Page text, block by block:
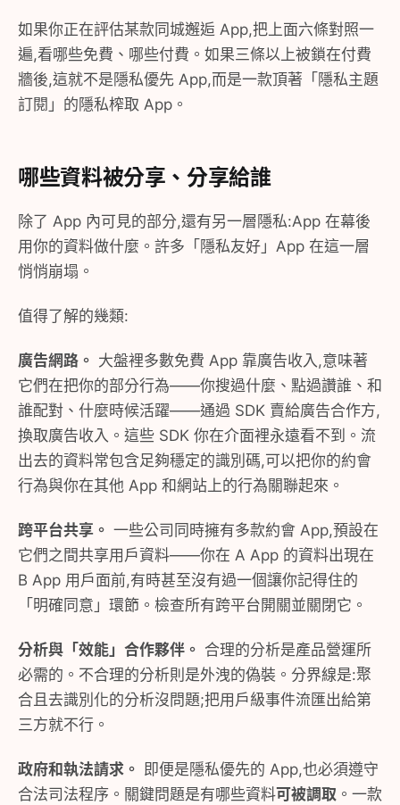
如果你正在評估某款同城邂逅 App,把上面六條對照一
遍,看哪些免費、哪些付費。如果三條以上被鎖在付費
牆後,這就不是隱私優先 App,而是一款頂著「隱私主題
訂閱」的隱私榨取 App。
哪些資料被分享、分享給誰
除了 App 內可見的部分,還有另一層隱私:App 在幕後
用你的資料做什麼。許多「隱私友好」App 在這一層
悄悄崩塌。
值得了解的幾類:
廣告網路。 大盤裡多數免費 App 靠廣告收入,意味著
它們在把你的部分行為——你搜過什麼、點過讚誰、和
誰配對、什麼時候活躍——通過 SDK 賣給廣告合作方,
換取廣告收入。這些 SDK 你在介面裡永遠看不到。流
出去的資料常包含足夠穩定的識別碼,可以把你的約會
行為與你在其他 App 和網站上的行為關聯起來。
跨平台共享。 一些公司同時擁有多款約會 App,預設在
它們之間共享用戶資料——你在 A App 的資料出現在
B App 用戶面前,有時甚至沒有過一個讓你記得住的
「明確同意」環節。檢查所有跨平台開關並關閉它。
分析與「效能」合作夥伴。 合理的分析是產品營運所
必需的。不合理的分析則是外洩的偽裝。分界線是:聚
合且去識別化的分析沒問題;把用戶級事件流匯出給第
三方就不行。
政府和執法請求。 即便是隱私優先的 App,也必須遵守
合法司法程序。關鍵問題是有哪些資料可被調取 。一款